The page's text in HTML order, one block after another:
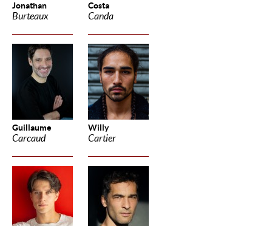
Jonathan
Burteaux
Costa
Canda
Guillaume
Carcaud
Willy
Cartier